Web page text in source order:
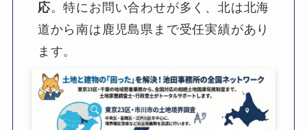
応。特にお問い合わせが多く、北は北海
道から南は鹿児島県まで受任実績があり
ます。